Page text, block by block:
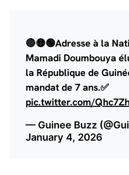
🔴🟡🟢Adresse à la
Mamadi Doumbouya
la République de
mandat de 7 ans.✅
pic.twitter.com/
— Guinee Buzz
January 4, 2026